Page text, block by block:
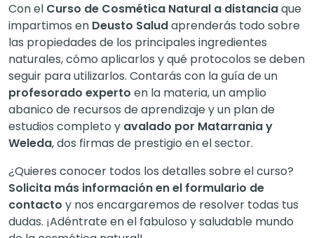
Con el Curso de Cosmética Natural a distanciaque
impartimos en Deusto Saludaprenderás todo sobre
las propiedades de los principales ingredientes
naturales, cómo aplicarlos y qué protocolos se deben
seguir para utilizarlos. Contarás con la guía de un
profesorado experto en la materia, un amplio
abanico de recursos de aprendizaje y un plan de
estudios completo y avalado por Matarrania y
Weleda, dos firmas de prestigio en el sector.
¿Quieres conocer todos los detalles sobre el curso?
Solicita más información en el formulario de
contacto y nos encargaremos de resolver todas tus
dudas. ¡Adéntrate en el fabuloso y saludable mundo